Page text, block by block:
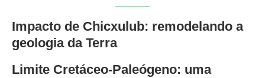
Impacto de Chicxulub: remodelando a
geologia da Terra
Limite Cretáceo-Paleógeno: uma